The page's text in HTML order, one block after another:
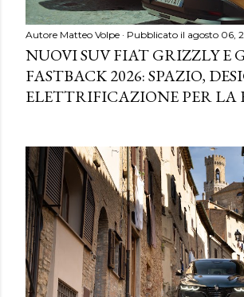
Autore Matteo Volpe Pubblicato il agosto 06,
NUOVI SUV FIAT GRIZZLY E
FASTBACK 2026: SPAZIO,
ELETTRIFICAZIONE PER